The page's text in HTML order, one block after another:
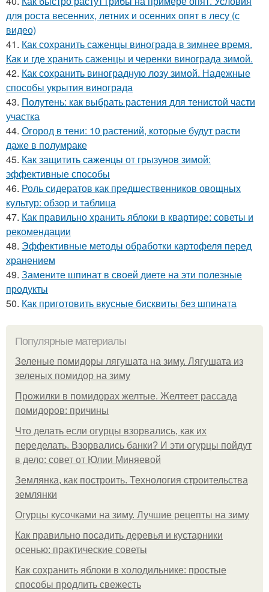
для роста весенних, летних и осенних опят в лесу (с
видео)
41. Как сохранить саженцы винограда в зимнее время.
Как и где хранить саженцы и черенки винограда зимой.
42. Как сохранить виноградную лозу зимой. Надежные
способы укрытия винограда
43. Полутень: как выбрать растения для тенистой части
участка
44. Огород в тени: 10 растений, которые будут расти
даже в полумраке
45. Как защитить саженцы от грызунов зимой:
эффективные способы
46. Роль сидератов как предшественников овощных
культур: обзор и таблица
47. Как правильно хранить яблоки в квартире: советы и
рекомендации
48. Эффективные методы обработки картофеля перед
хранением
49. Замените шпинат в своей диете на эти полезные
продукты
50. Как приготовить вкусные бисквиты без шпината
Популярные материалы
Зеленые помидоры лягушата на зиму. Лягушата из
зеленых помидор на зиму
Прожилки в помидорах желтые. Желтеет рассада
помидоров: причины
Что делать если огурцы взорвались, как их
переделать. Взорвались банки? И эти огурцы пойдут
в дело: совет от Юлии Миняевой
Землянка, как построить. Технология строительства
землянки
Огурцы кусочками на зиму. Лучшие рецепты на зиму
Как правильно посадить деревья и кустарники
осенью: практические советы
Как сохранить яблоки в холодильнике: простые
способы продлить свежесть